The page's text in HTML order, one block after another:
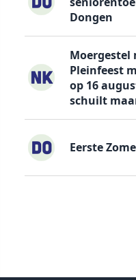
Dongen
Moergestel
Pleinfeest
op 16
schuilt
Eerste